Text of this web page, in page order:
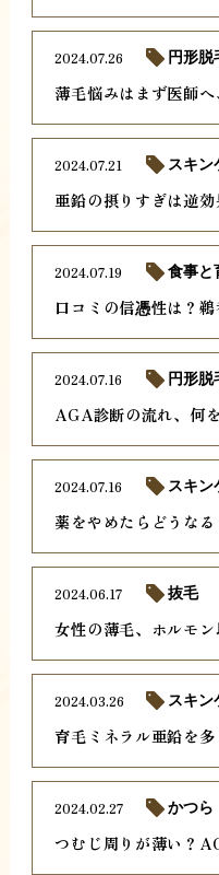
薄毛悩みはまず医師
2024.07.26 円形脱
亜鉛の摂りすぎは逆
2024.07.21 スキン
口コミの信憑性は？
2024.07.19 食事と
AGA診断の流れ、何
2024.07.16 円形脱
薬をやめたらどうな
2024.07.16 スキン
女性の薄毛、ホルモ
2024.06.17 抜毛
育毛ミネラル亜鉛を
2024.03.26 スキン
つむじ周りが薄い？
2024.02.27 かつら